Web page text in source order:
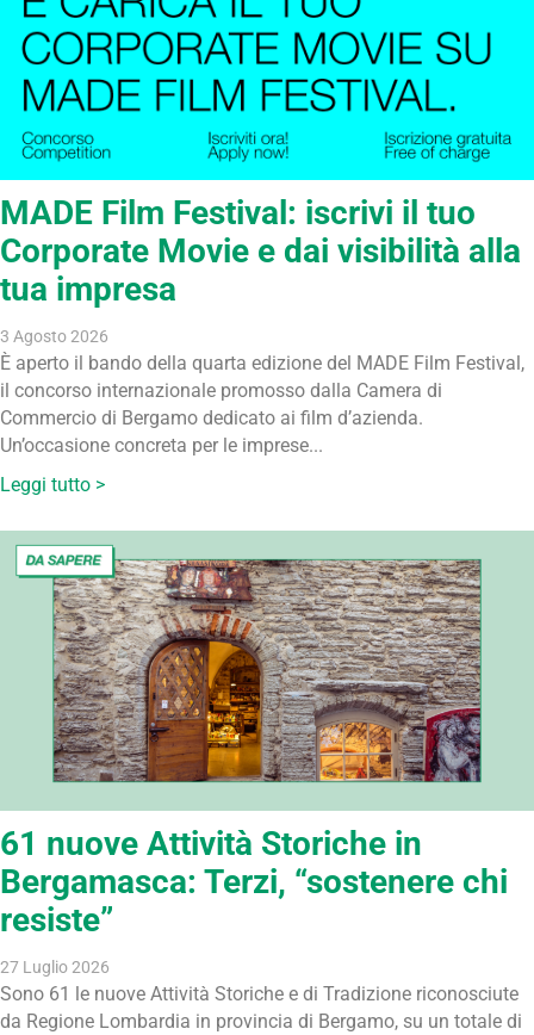
MADE Film Festival: iscrivi il tuo
Corporate Movie e dai visibilità alla
tua impresa
3 Agosto 2026
È aperto il bando della quarta edizione del MADE Film Festival,
il concorso internazionale promosso dalla Camera di
Commercio di Bergamo dedicato ai film d’azienda.
Un’occasione concreta per le imprese...
Leggi tutto >
61 nuove Attività Storiche in
Bergamasca: Terzi, “sostenere chi
resiste”
27 Luglio 2026
Sono 61 le nuove Attività Storiche e di Tradizione riconosciute
da Regione Lombardia in provincia di Bergamo, su un totale di